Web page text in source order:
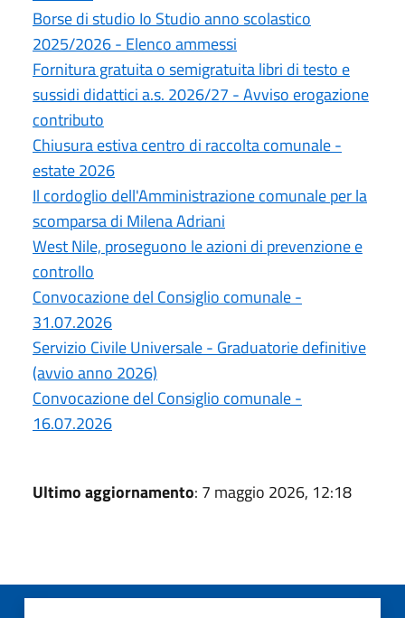
Borse di studio Io Studio anno scolastico
2025/2026 - Elenco ammessi
Fornitura gratuita o semigratuita libri di testo e
sussidi didattici a.s. 2026/27 - Avviso erogazione
contributo
Chiusura estiva centro di raccolta comunale -
estate 2026
Il cordoglio dell'Amministrazione comunale per la
scomparsa di Milena Adriani
West Nile, proseguono le azioni di prevenzione e
controllo
Convocazione del Consiglio comunale -
31.07.2026
Servizio Civile Universale - Graduatorie definitive
(avvio anno 2026)
Convocazione del Consiglio comunale -
16.07.2026
Ultimo aggiornamento: 7 maggio 2026, 12:18